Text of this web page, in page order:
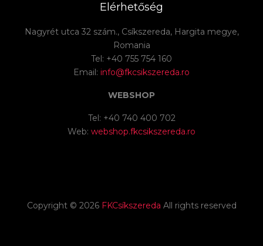
Elérhetőség
Nagyrét utca 32 szám., Csíkszereda, Hargita megye,
Romania
Tel: +40 755 754 160
Email: info@fkcsikszereda.ro
WEBSHOP
Tel: +40 740 400 702
Web: webshop.fkcsikszereda.ro
Copyright © 2026 FKCsíkszereda All rights reserved